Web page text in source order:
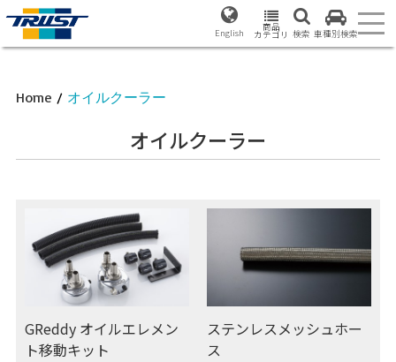
English 商品
カテゴリ 検索 車種別検索
Home / オイルクーラー
オイルクーラー
GReddy オイルエレメン
ト移動キット
ステンレスメッシュホー
ス